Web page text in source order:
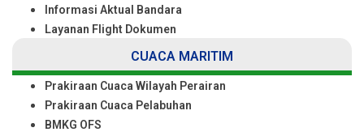
Informasi Aktual Bandara
Layanan Flight Dokumen
CUACA MARITIM
Prakiraan Cuaca Wilayah Perairan
Prakiraan Cuaca Pelabuhan
BMKG OFS